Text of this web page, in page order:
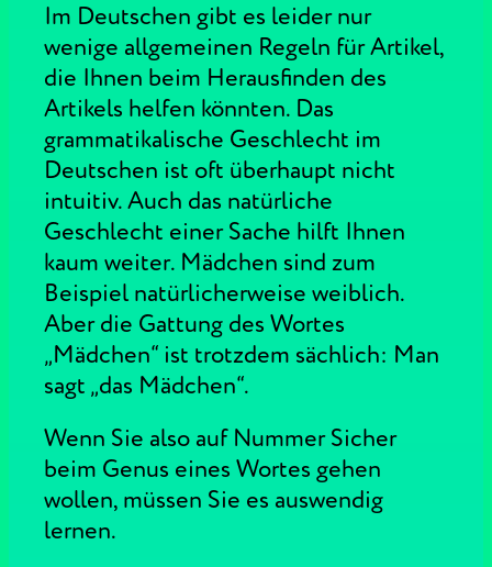
Im Deutschen gibt es leider nur
wenige allgemeinen Regeln für Artikel,
die Ihnen beim Herausfinden des
Artikels helfen könnten. Das
grammatikalische Geschlecht im
Deutschen ist oft überhaupt nicht
intuitiv. Auch das natürliche
Geschlecht einer Sache hilft Ihnen
kaum weiter. Mädchen sind zum
Beispiel natürlicherweise weiblich.
Aber die Gattung des Wortes
„Mädchen“ ist trotzdem sächlich: Man
sagt „das Mädchen“.
Wenn Sie also auf Nummer Sicher
beim Genus eines Wortes gehen
wollen, müssen Sie es auswendig
lernen.